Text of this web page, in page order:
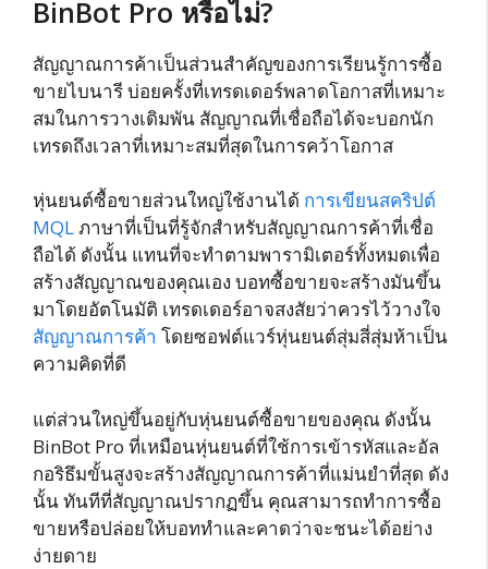
BinBot Pro หรือไม่?
สัญญาณการค้าเป็นส่วนสำคัญของการเรียนรู้การซื้อ
ขายไบนารี บ่อยครั้งที่เทรดเดอร์พลาดโอกาสที่เหมาะ
สมในการวางเดิมพัน สัญญาณที่เชื่อถือได้จะบอกนัก
เทรดถึงเวลาที่เหมาะสมที่สุดในการคว้าโอกาส
หุ่นยนต์ซื้อขายส่วนใหญ่ใช้งานได้ การเขียนสคริปต์
MQLภาษาที่เป็นที่รู้จักสำหรับสัญญาณการค้าที่เชื่อ
ถือได้ ดังนั้น แทนที่จะทำตามพารามิเตอร์ทั้งหมดเพื่อ
สร้างสัญญาณของคุณเอง บอทซื้อขายจะสร้างมันขึ้น
มาโดยอัตโนมัติ เทรดเดอร์อาจสงสัยว่าควรไว้วางใจ
สัญญาณการค้า โดยซอฟต์แวร์หุ่นยนต์สุ่มสี่สุ่มห้าเป็น
ความคิดที่ดี
แต่ส่วนใหญ่ขึ้นอยู่กับหุ่นยนต์ซื้อขายของคุณ ดังนั้น
BinBot Pro ที่เหมือนหุ่นยนต์ที่ใช้การเข้ารหัสและอัล
กอริธึมขั้นสูงจะสร้างสัญญาณการค้าที่แม่นยำที่สุด ดัง
นั้น ทันทีที่สัญญาณปรากฏขึ้น คุณสามารถทำการซื้อ
ขายหรือปล่อยให้บอททำและคาดว่าจะชนะได้อย่าง
ง่ายดาย